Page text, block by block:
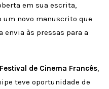
em sua escrita,
um novo manuscrito que
envia às pressas para a
Festival de Cinema Francês,
teve oportunidade de